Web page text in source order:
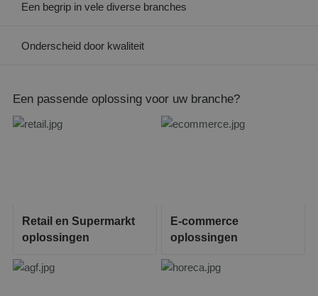
Een begrip in vele diverse branches
Onderscheid door kwaliteit
Een passende oplossing voor uw branche?
Retail en Supermarkt
oplossingen
E-commerce
oplossingen